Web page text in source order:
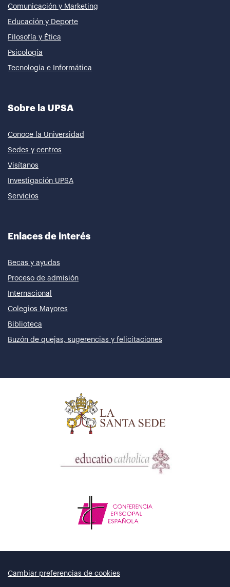
Comunicación y Marketing
Educación y Deporte
Filosofía y Ética
Psicología
Tecnología e Informática
Sobre la UPSA
Conoce la Universidad
Sedes y centros
Visítanos
Investigación UPSA
Servicios
Enlaces de interés
Becas y ayudas
Proceso de admisión
Internacional
Colegios Mayores
Biblioteca
Buzón de quejas, sugerencias y felicitaciones
Cambiar preferencias de cookies